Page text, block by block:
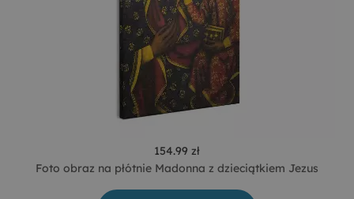
154.99 zł
Foto obraz na płótnie Madonna z dzieciątkiem Jezus